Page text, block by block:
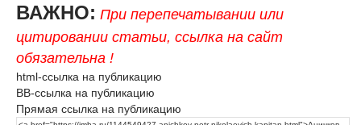
ВАЖНО: При перепечатывании или
цитировании статьи, ссылка на сайт
обязательна !
html-ссылка на публикацию
BB-ссылка на публикацию
Прямая ссылка на публикацию